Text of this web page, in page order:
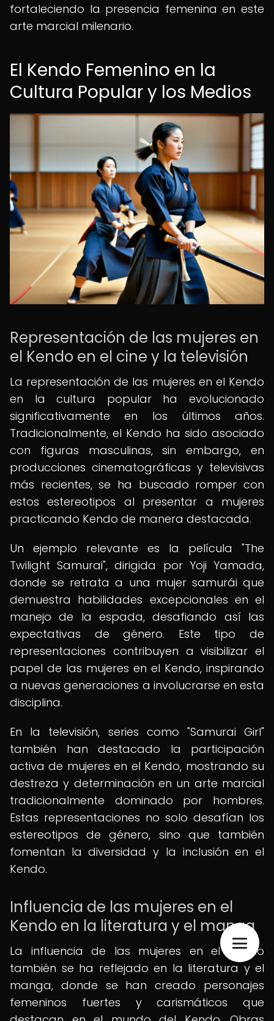
fortaleciendo la presencia femenina en este
arte marcial milenario.
El Kendo Femenino en la
Cultura Popular y los Medios
Representación de las mujeres en
el Kendo en el cine y la televisión
La representación de las mujeres en el Kendo
en la cultura popular ha evolucionado
significativamente en los últimos años.
Tradicionalmente, el Kendo ha sido asociado
con figuras masculinas, sin embargo, en
producciones cinematográficas y televisivas
más recientes, se ha buscado romper con
estos estereotipos al presentar a mujeres
practicando Kendo de manera destacada.
Un ejemplo relevante es la película "The
Twilight Samurai", dirigida por Yoji Yamada,
donde se retrata a una mujer samurái que
demuestra habilidades excepcionales en el
manejo de la espada, desafiando así las
expectativas de género. Este tipo de
representaciones contribuyen a visibilizar el
papel de las mujeres en el Kendo, inspirando
a nuevas generaciones a involucrarse en esta
disciplina.
En la televisión, series como "Samurai Girl"
también han destacado la participación
activa de mujeres en el Kendo, mostrando su
destreza y determinación en un arte marcial
tradicionalmente dominado por hombres.
Estas representaciones no solo desafían los
estereotipos de género, sino que también
fomentan la diversidad y la inclusión en el
Kendo.
Influencia de las mujeres en el
Kendo en la literatura y el manga
La influencia de las mujeres en el Kendo
también se ha reflejado en la literatura y el
manga, donde se han creado personajes
femeninos fuertes y carismáticos que